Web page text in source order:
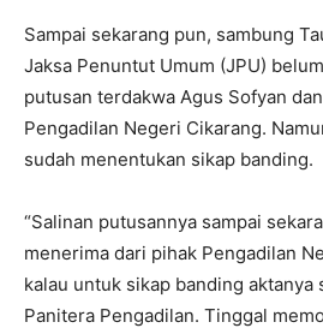
Sampai sekarang pun, sambung
Jaksa Penuntut Umum (JPU)
putusan terdakwa Agus Sofyan
Pengadilan Negeri Cikarang.
sudah menentukan sikap banding.
“Salinan putusannya sampai
menerima dari pihak Pengadilan
kalau untuk sikap banding aktanya
Panitera Pengadilan. Tinggal